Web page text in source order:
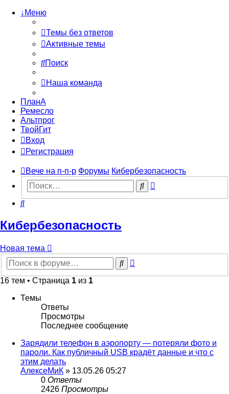
↓Меню
Темы без ответов
Активные темы
Поиск
Наша команда
ПланА
Ремесло
Альтпрог
ТвойГит
Вход
Регистрация
Вече на п-п-р Форумы Кибербезопасность
Поиск
Поиск
Кибербезопасность
Новая тема
Поиск
16 тем • Страница 1 из 1
Темы
Ответы
Просмотры
Последнее сообщение
Зарядили телефон в аэропорту — потеряли фото и
пароли. Как публичный USB крадёт данные и что с
этим делать
АлексеМиК » 13.05.26 05:27
0 Ответы
2426 Просмотры